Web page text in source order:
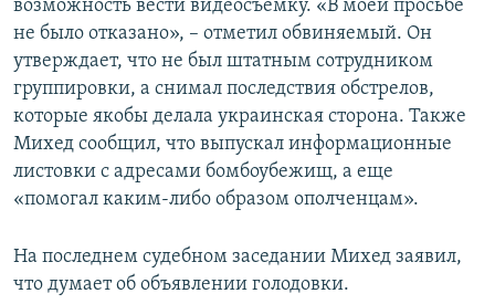
возможность вести видеосъемку. «В моей просьбе
не было отказано», – отметил обвиняемый. Он
утверждает, что не был штатным сотрудником
группировки, а снимал последствия обстрелов,
которые якобы делала украинская сторона. Также
Михед сообщил, что выпускал информационные
листовки с адресами бомбоубежищ, а еще
«помогал каким-либо образом ополченцам».
На последнем судебном заседании Михед заявил,
что думает об объявлении голодовки.